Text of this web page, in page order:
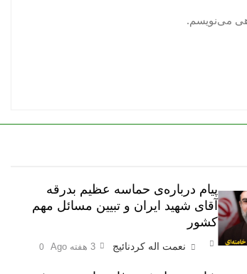
می‌نویسم.
پیام درباره‌ی حماسه عظیم بدرقه
آقای شهید ایران و تبیین مسائل مهم
کشور
نعمت اله کردنائیج 3 هفته Ago 0